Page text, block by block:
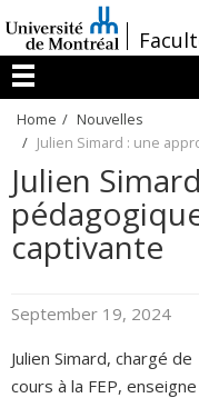
au
contenu
/
Menu
Home
Nouvelles
Julien Simard : une
Julien
captivante
September 19, 2024
Julien Simard, chargé de
cours à la FEP,